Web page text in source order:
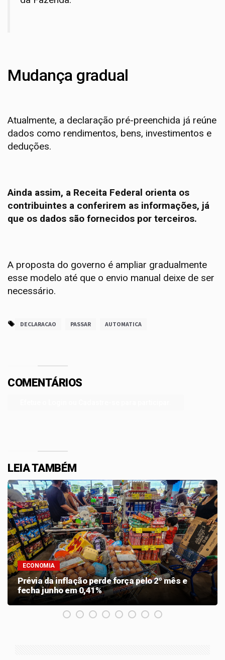
Mudança gradual
Atualmente, a declaração pré-preenchida já reúne
dados como rendimentos, bens, investimentos e
deduções.
Ainda assim, a Receita Federal orienta os
contribuintes a conferirem as informações, já
que os dados são fornecidos por terceiros.
A proposta do governo é ampliar gradualmente
esse modelo até que o envio manual deixe de ser
necessário.
DECLARACAO PASSAR AUTOMATICA
COMENTÁRIOS
LEIA TAMBÉM
ECONOMIA
Prévia da inflação perde força pelo 2º mês e
fecha junho em 0,41%